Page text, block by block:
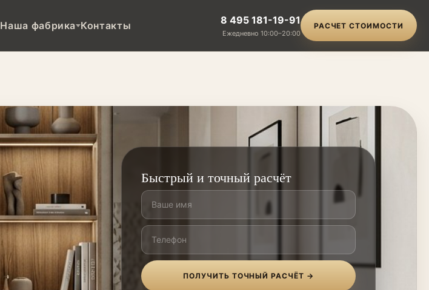
Наша фабрика Контакты 8 495 181-19-91
Ежедневно 10:00–20:00
РАСЧЕТ СТОИМОСТИ
Быстрый и точный расчёт
ПОЛУЧИТЬ ТОЧНЫЙ РАСЧЁТ →